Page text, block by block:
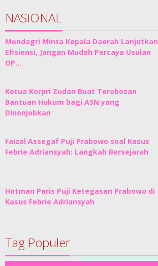
NASIONAL
Mendagri Minta Kepala Daerah Lanjutkan
Efisiensi, Jangan Mudah Percaya Usulan
OP…
Ketua Korpri Zudan Buat Terobosan
Bantuan Hukum bagi ASN yang
Dinonjobkan
Faizal Assegaf Puji Prabowo soal Kasus
Febrie Adriansyah: Langkah Bersejarah
Hotman Paris Puji Ketegasan Prabowo di
Kasus Febrie Adriansyah
Tag Populer